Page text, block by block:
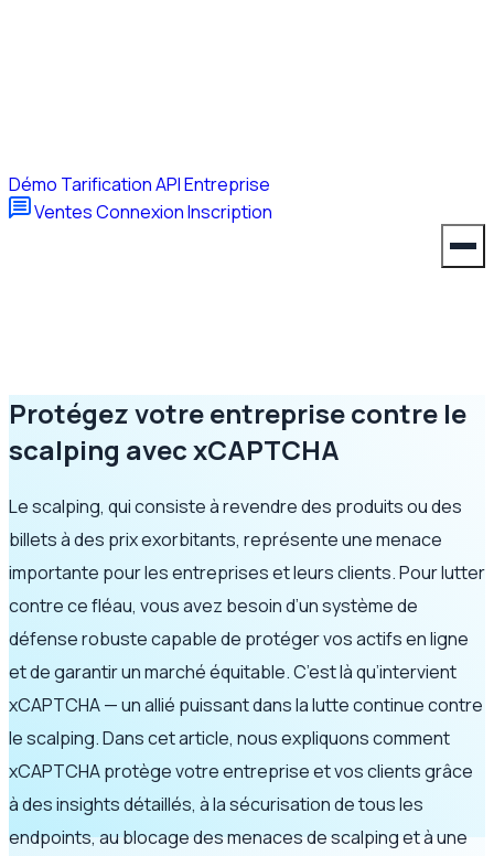
Démo TarificationAPIEntreprise
VentesConnexionInscription
Protégez votre entreprise contre le
scalping avec xCAPTCHA
Le scalping, qui consiste à revendre des produits ou des
billets à des prix exorbitants, représente une menace
importante pour les entreprises et leurs clients. Pour lutter
contre ce fléau, vous avez besoin d’un système de
défense robuste capable de protéger vos actifs en ligne
et de garantir un marché équitable. C’est là qu’intervient
xCAPTCHA — un allié puissant dans la lutte continue contre
le scalping. Dans cet article, nous expliquons comment
xCAPTCHA protège votre entreprise et vos clients grâce
à des insights détaillés, à la sécurisation de tous les
endpoints, au blocage des menaces de scalping et à une